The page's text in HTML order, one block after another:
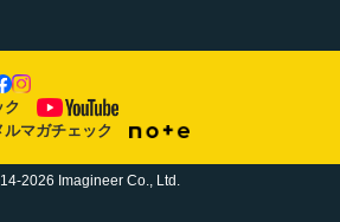
ク
マガチェック
2026 Imagineer Co., Ltd.